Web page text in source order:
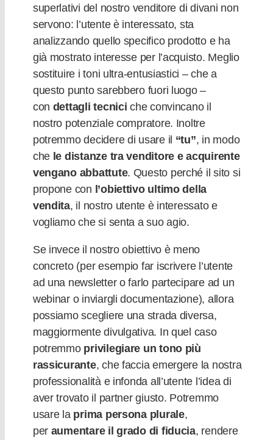
superlativi del nostro venditore di divani non
servono: l’utente è interessato, sta
analizzando quello specifico prodotto e ha
già mostrato interesse per l’acquisto. Meglio
sostituire i toni ultra-entusiastici – che a
questo punto sarebbero fuori luogo –
con dettagli tecnici che convincano il
nostro potenziale compratore. Inoltre
potremmo decidere di usare il “tu”, in modo
che le distanze tra venditore e acquirente
vengano abbattute. Questo perché il sito si
propone con l’obiettivo ultimo della
vendita, il nostro utente è interessato e
vogliamo che si senta a suo agio.
Se invece il nostro obiettivo è meno
concreto (per esempio far iscrivere l’utente
ad una newsletter o farlo partecipare ad un
webinar o inviargli documentazione), allora
possiamo scegliere una strada diversa,
maggiormente divulgativa. In quel caso
potremmo privilegiare un tono più
rassicurante, che faccia emergere la nostra
professionalità e infonda all’utente l’idea di
aver trovato il partner giusto. Potremmo
usare la prima persona plurale,
per aumentare il grado di fiducia, rendere